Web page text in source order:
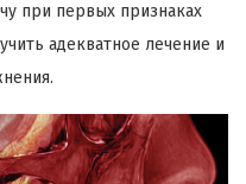
при первых признаках
адекватное лечение и